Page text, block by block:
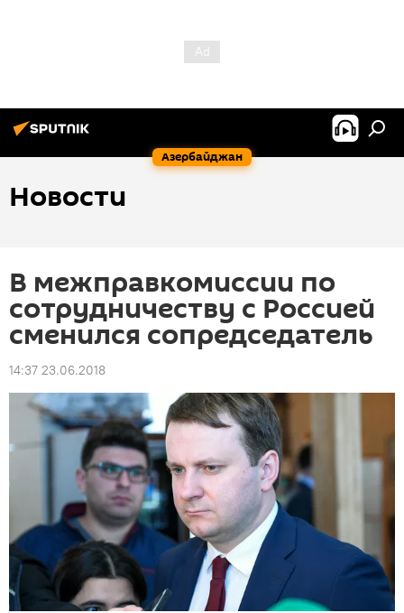
Азербайджан
Новости
В межправкомиссии по
сотрудничеству с Россией
сменился сопредседатель
14:37 23.06.2018